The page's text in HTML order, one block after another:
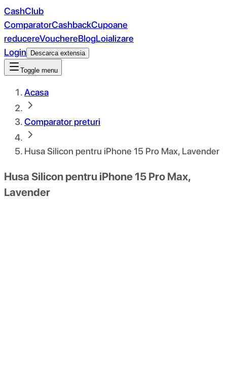
CashClub
ComparatorCashbackCupoane
reducereVouchereBlogLoializare
Login
Descarca extensia
Toggle menu
Acasa
Comparator preturi
Husa Silicon pentru iPhone 15 Pro Max, Lavender
Husa Silicon pentru iPhone 15 Pro Max,
Lavender